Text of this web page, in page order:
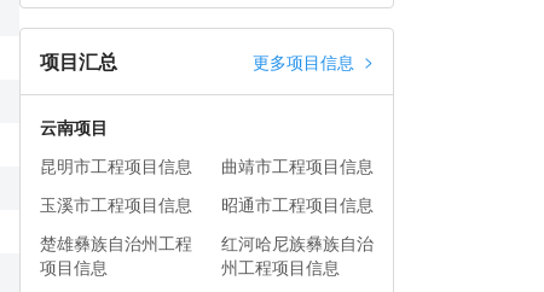
项目汇总 更多项目信息 >
云南项目
昆明市工程项目信息
曲靖市工程项目信息
玉溪市工程项目信息
昭通市工程项目信息
楚雄彝族自治州工程
项目信息
红河哈尼族彝族自治
州工程项目信息